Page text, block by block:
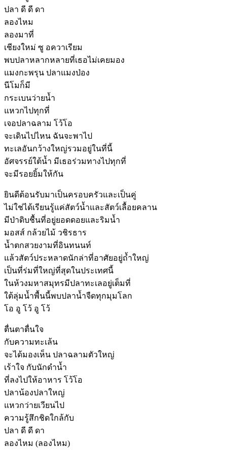
ปลา ดี ดี ดา
ลองไหม
ลองมาที่
เชียงใหม่ ซู อควาเรียม
พบปลาหลากหลายที่เธอไม่เคยมอง
แมงกะพรุน ปลาแมงป่อง
นีโมก็มี
กระเบนว่ายน้ำ
แหวกไปทุกที่
เจอปลาฉลาม โว้โอ
จะเดินไปไหน ฉันจะพาไป
ทะเลอันกว้างใหญ่รวมอยู่ในที่นี้
อัศจรรย์ใต้น้ำ มีเธอร่วมทางไปทุกที่
จะมีรอยยิ้มให้กัน
ยินดีต้อนรับมาเป็นครอบครัวและเป็นคู่
ไม่ใช่ได้เรียนรู้แค่สัตว์น้ำและสัตว์เลื้อยคลาน
มีป่าดิบชื้นที่อยู่ยอดดอยและริมน้ำ
มอสส์ กล้วยไม้ วชิรธาร
น้ำตกสวยงามที่อินทนนท์
แล้วสัตว์ประหลาดนักล่าที่อาศัยอยู่ถ้ำใหญ่
เป็นที่ร่มที่ใหญ่ที่สุดในประเทศนี้
ในห้วงมหาสมุทรมีปลาทะเลอยู่เต็มที่
ใต้ลุ่มน้ำพื้นนี้พบปลาน้ำจืดทุกมุมโลก
โอ อู โว้ อู โว้
ตื่นตาตื่นใจ
กับความทะเล้น
จะได้มองเห็น ปลาฉลามตัวใหญ่
เร้าใจ กับนักดำน้ำ
ที่ลงไปให้อาหาร โว้โอ
ปลาน้องปลาใหญ่
แหวกว่ายเวียนไป
ความรู้สึกชิดใกล้กับ
ปลา ดี ดี ดา
ลองไหม (ลองไหม)